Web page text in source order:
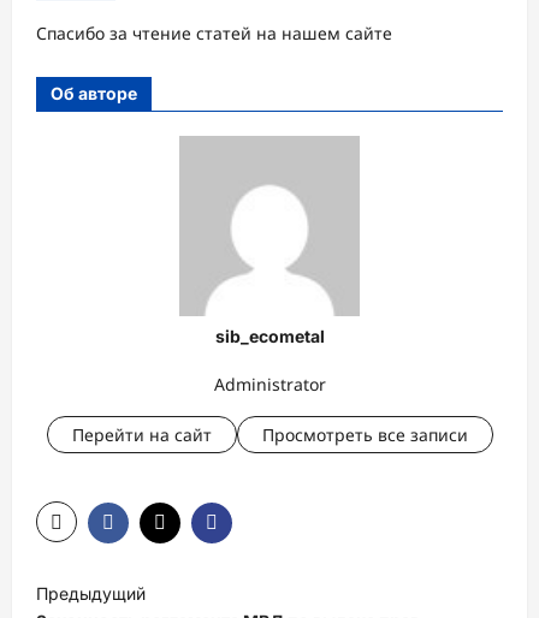
Спасибо за чтение статей на нашем сайте
Об авторе
sib_ecometal
Administrator
Перейти на сайт Просмотреть все записи
Н
Предыдущий